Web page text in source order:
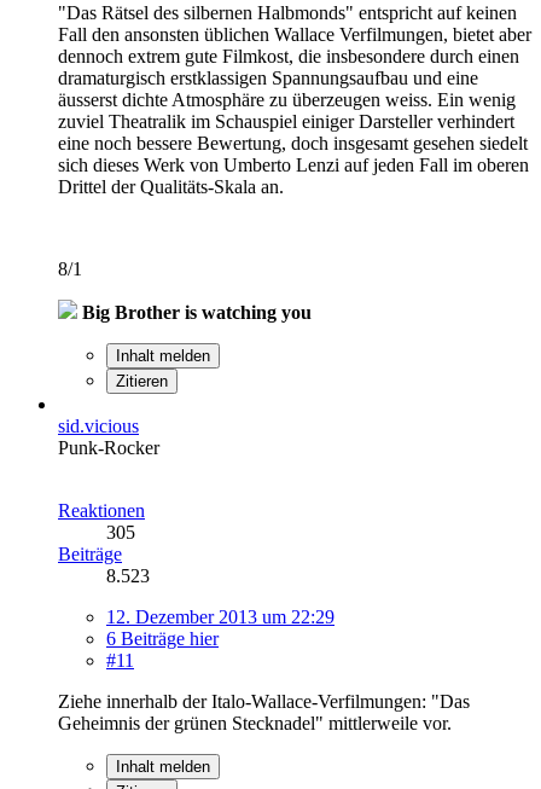
"Das Rätsel des silbernen Halbmonds" entspricht auf keinen
Fall den ansonsten üblichen Wallace Verfilmungen, bietet aber
dennoch extrem gute Filmkost, die insbesondere durch einen
dramaturgisch erstklassigen Spannungsaufbau und eine
äusserst dichte Atmosphäre zu überzeugen weiss. Ein wenig
zuviel Theatralik im Schauspiel einiger Darsteller verhindert
eine noch bessere Bewertung, doch insgesamt gesehen siedelt
sich dieses Werk von Umberto Lenzi auf jeden Fall im oberen
Drittel der Qualitäts-Skala an.
8/1
Big Brother is watching you
Inhalt melden
Zitieren
sid.vicious
Punk-Rocker
Reaktionen
305
Beiträge
8.523
12. Dezember 2013 um 22:29
6 Beiträge hier
#11
Ziehe innerhalb der Italo-Wallace-Verfilmungen: "Das
Geheimnis der grünen Stecknadel" mittlerweile vor.
Inhalt melden